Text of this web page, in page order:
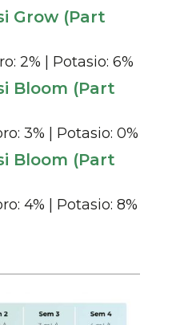
Grow (Part
2% | Potasio: 6%
Bloom (Part
3% | Potasio: 0%
Bloom (Part
4% | Potasio: 8%